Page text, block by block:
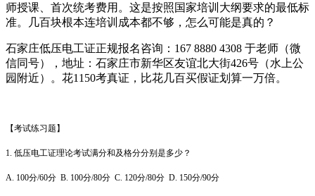
师授课、首次统考费用。这是按照国家培训大纲要求的最低标
准。几百块根本连培训成本都不够，怎么可能是真的？
石家庄低压电工证正规报名咨询：167 8880 4308 于老师（微
信同号），地址：石家庄市新华区友谊北大街426号（水上公
园附近）。花1150考真证，比花几百买假证划算一万倍。
【考试练习题】
1. 低压电工证理论考试满分和及格分分别是多少？
A. 100分/60分 B. 100分/80分 C. 120分/80分 D. 150分/90分